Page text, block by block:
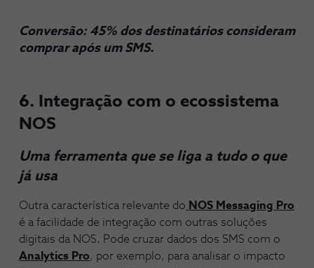
Conversão: 45% dos destinatários consideram
comprar após um SMS.
6. Integração com o ecossistema
NOS
Uma ferramenta que se liga a tudo o que
já usa
Outra característica relevante do NOS Messaging Pro
é a facilidade de integração com outras soluções
digitais da NOS. Pode cruzar dados dos SMS com o
Analytics Pro, por exemplo, para analisar o impacto